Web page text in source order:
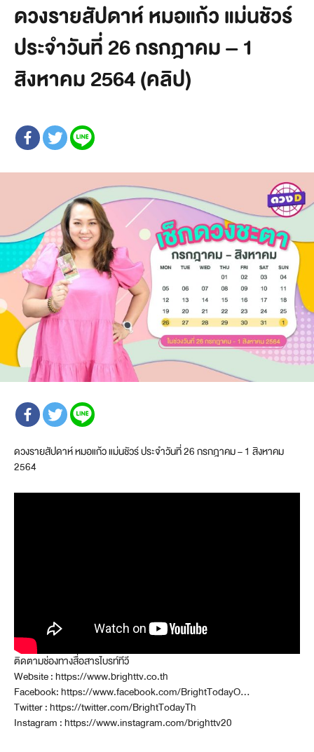
ดวงรายสัปดาห์ หมอแก้ว แม่นชัวร์
ประจำวันที่ 26 กรกฎาคม – 1
สิงหาคม 2564 (คลิป)
ดวงรายสัปดาห์ หมอแก้ว แม่นชัวร์ ประจำวันที่ 26 กรกฎาคม – 1 สิงหาคม
2564
ติดตามช่องทางสื่อสารไบรท์ทีวี
Website : https://www.brighttv.co.th
Facebook: https://www.facebook.com/BrightTodayO…
Twitter : https://twitter.com/BrightTodayTh
Instagram : https://www.instagram.com/brighttv20